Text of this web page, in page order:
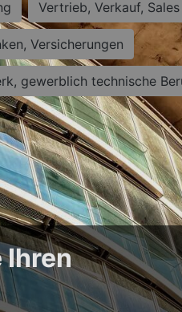
Vertrieb, Verkauf, Sales
Versicherungen
gewerblich technische
Ihren